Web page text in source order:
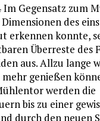
Im Gegensatz zum
des
erkennen konnte,
Überreste des
aus. Allzu lange
genießen
werden die
bis zu einer
durch den neuen